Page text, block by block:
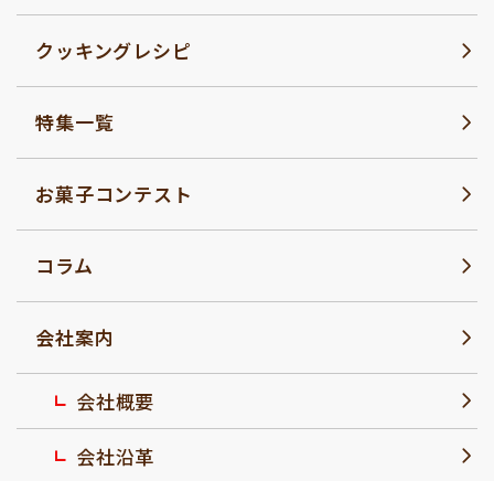
クッキングレシピ
特集一覧
お菓子コンテスト
コラム
会社案内
会社概要
会社沿革